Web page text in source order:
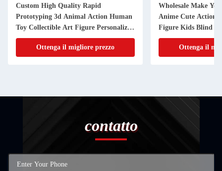
Custom High Quality Rapid
Prototyping 3d Animal Action Human
Toy Collectible Art Figure Personalized
Design
Ottenga il migliore prezzo
Wholesale Make
Anime Cute Action
Figure Kids Blind
Animals
Ottenga il
contatto